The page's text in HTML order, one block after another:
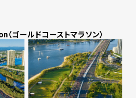
ゴールドコーストマラソン）